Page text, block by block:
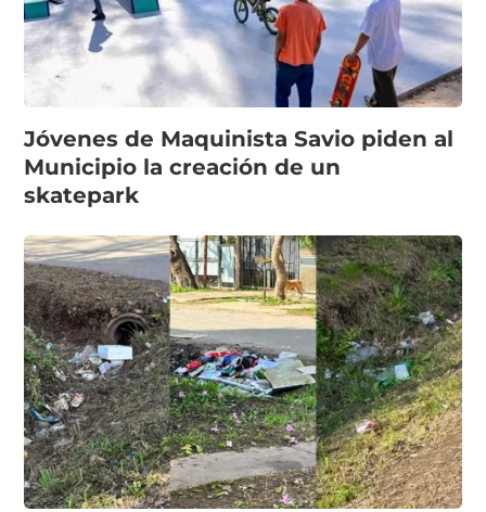
Jóvenes de Maquinista Savio piden al
Municipio la creación de un
skatepark